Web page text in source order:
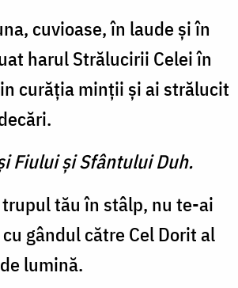
cuvioase, în laude şi în
harul Strălucirii Celei în
curăţia minţii şi ai strălucit
Fiului şi Sfântului Duh.
tău în stâlp, nu te-ai
gândul către Cel Dorit al
lumină.